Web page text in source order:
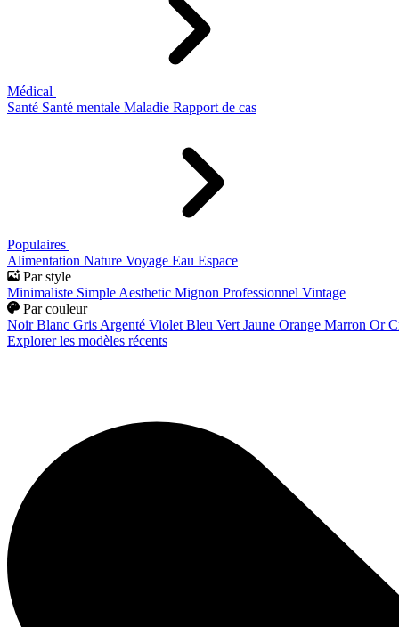
Médical
Santé Santé mentale Maladie Rapport de cas
Populaires
Alimentation Nature Voyage Eau Espace
Par style
Minimaliste Simple Aesthetic Mignon Professionnel Vintage
Par couleur
Noir Blanc Gris Argenté Violet Bleu Vert Jaune Orange Marron Or
Explorer les modèles récents